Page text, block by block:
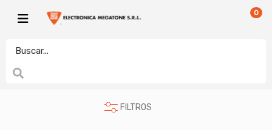
0
electronicamegatonesrl
FILTROS